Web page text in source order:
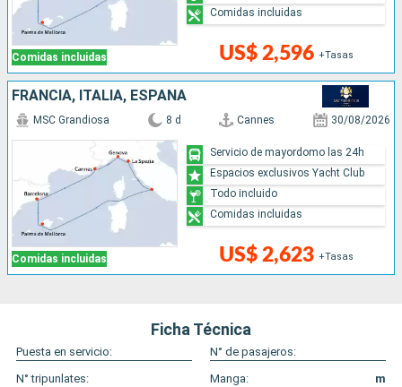
Comidas incluidas US$ 2,596 +Tasas
Comidas incluidas
FRANCIA, ITALIA, ESPAÑA
Comidas incluidas
MSC Grandiosa 8 d Cannes 30/08/2026
US$ 2,623 +Tasas
Servicio de mayordomo las 24h
Espacios exclusivos Yacht Club
Todo incluido
Comidas incluidas
Ficha Técnica
Puesta en servicio:
N° de pasajeros:
N° tripunlates:
Manga:
m